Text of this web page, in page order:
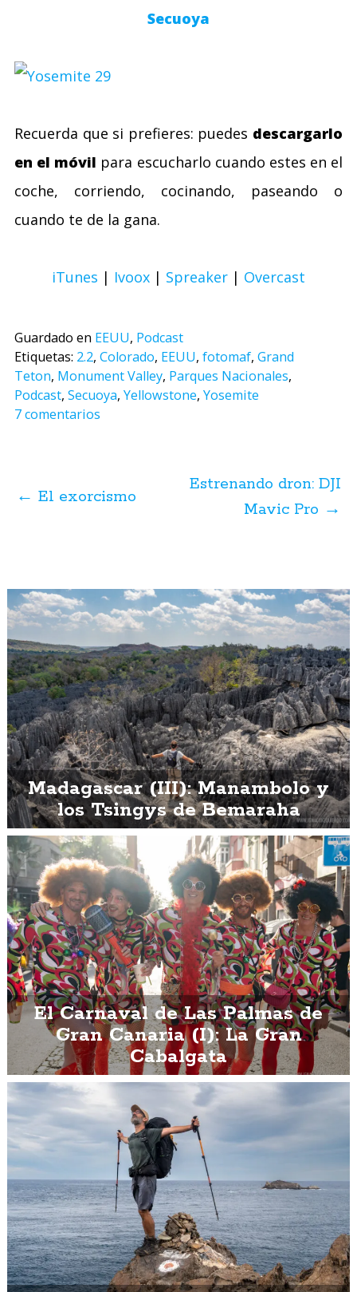
Secuoya
Recuerda que si prefieres: puedes descargarlo
en el móvil para escucharlo cuando estes en el
coche, corriendo, cocinando, paseando o
cuando te de la gana.
iTunes | Ivoox | Spreaker | Overcast
Guardado en EEUU, Podcast
Etiquetas: 2.2, Colorado, EEUU, fotomaf, Grand
Teton, Monument Valley, Parques Nacionales,
Podcast, Secuoya, Yellowstone, Yosemite
7 comentarios
posts
← El exorcismo
Estrenando dron: DJI
Mavic Pro →
Madagascar (III): Manambolo y
los Tsingys de Bemaraha
El Carnaval de Las Palmas de
Gran Canaria (I): La Gran
Cabalgata